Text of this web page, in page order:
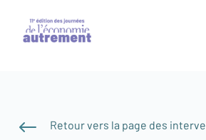
# Retour vers la page des